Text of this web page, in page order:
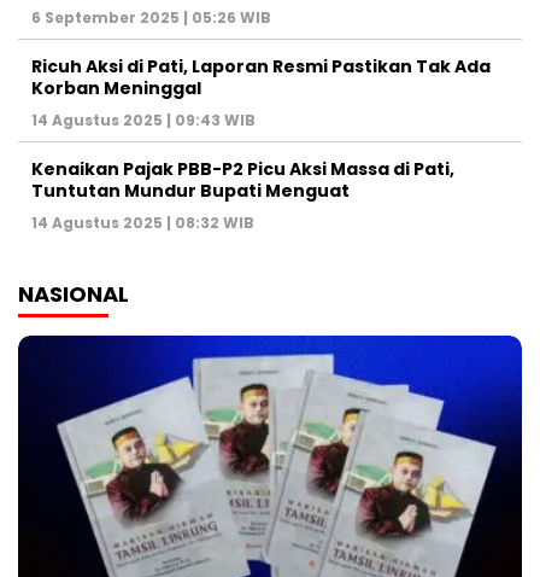
6 September 2025 | 05:26 WIB
Ricuh Aksi di Pati, Laporan Resmi Pastikan Tak Ada
Korban Meninggal
14 Agustus 2025 | 09:43 WIB
Kenaikan Pajak PBB-P2 Picu Aksi Massa di Pati,
Tuntutan Mundur Bupati Menguat
14 Agustus 2025 | 08:32 WIB
NASIONAL